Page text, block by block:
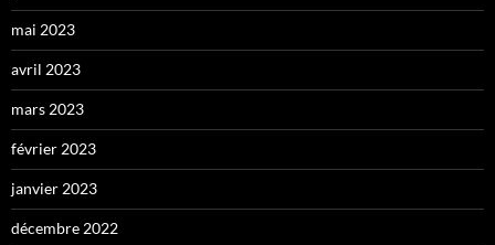
mai 2023
avril 2023
mars 2023
février 2023
janvier 2023
décembre 2022